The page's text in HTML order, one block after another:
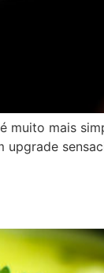
mais